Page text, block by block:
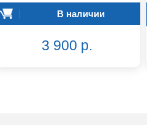
В наличии
3 900 р.